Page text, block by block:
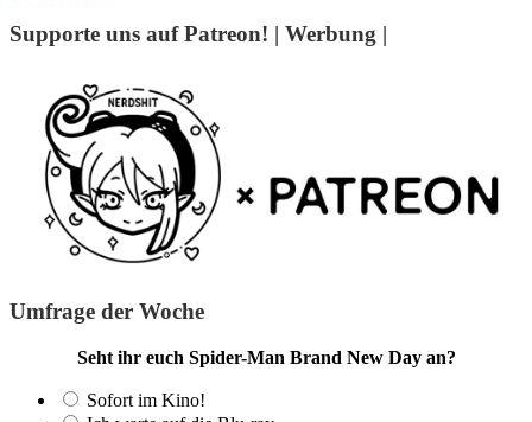
Supporte uns auf Patreon! | Werbung |
Umfrage der Woche
Seht ihr euch Spider-Man Brand New Day an?
Sofort im Kino!